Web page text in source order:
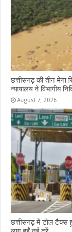
छत्तीसगढ़ की तीन मेगा
न्यायालय ने विभागीय
August 7, 2026
छत्तीसगढ़ में टोल टैक्स